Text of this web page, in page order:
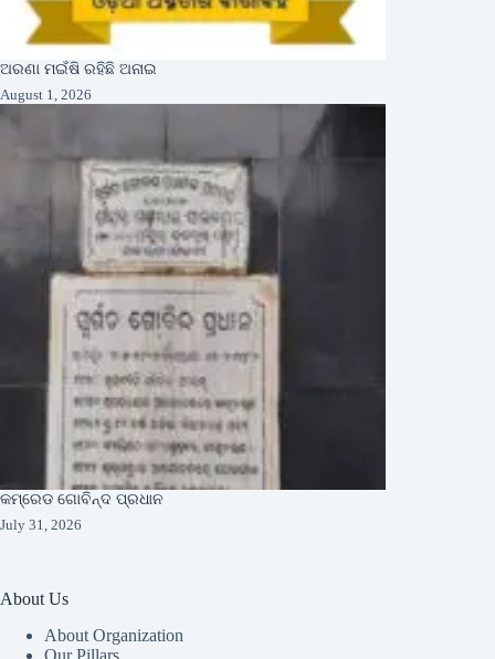
ଅରଣା ମଇଁଷି ରହିଛି ଅନାଇ
August 1, 2026
କମ୍ରେଡ ଗୋବିନ୍ଦ ପ୍ରଧାନ
July 31, 2026
About Us
About Organization
Our Pillars